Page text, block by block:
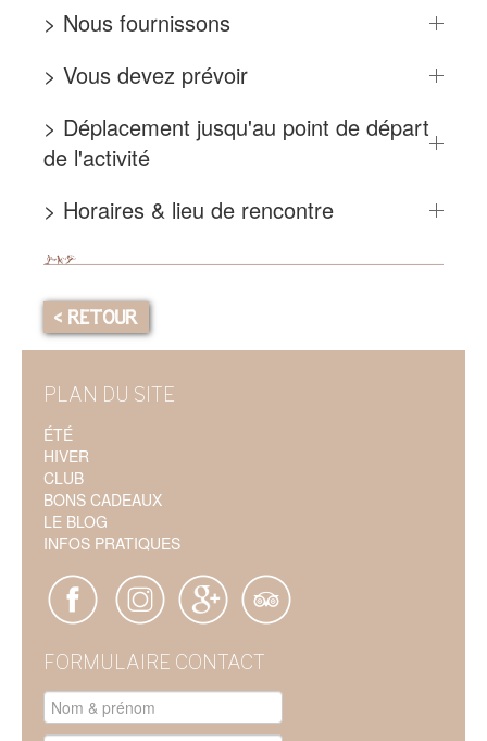
> Nous fournissons
> Vous devez prévoir
> Déplacement jusqu'au point de départ
de l'activité
> Horaires & lieu de rencontre
< RETOUR
PLAN DU SITE
ÉTÉ
HIVER
CLUB
BONS CADEAUX
LE BLOG
INFOS PRATIQUES
FORMULAIRE CONTACT